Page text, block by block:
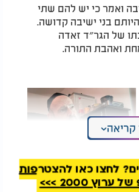
ואמר כי יש להם שתי
בני ישיבה קדושה.
של הגר״ד זאדה
ואהבת התורה.
נר שמיני שלחנוכהאצל
המקובל הרב דב קוק
לחצו כאן להצטרפות
2000 >>>